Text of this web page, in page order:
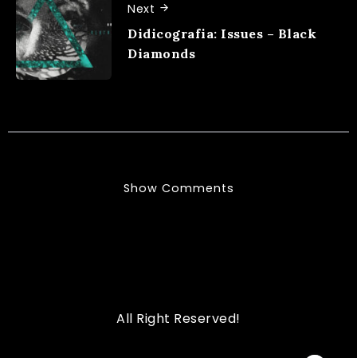
Next
Didicografia: Issues – Black
Diamonds
Show Comments
All Right Reserved!